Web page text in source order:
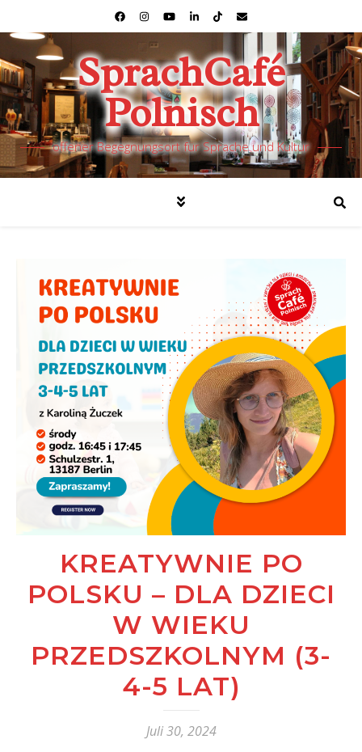
SprachCafé
Polnisch
offener Begegnungsort für Sprache und Kultur
KREATYWNIE PO
POLSKU – DLA DZIECI
W WIEKU
PRZEDSZKOLNYM (3-
4-5 LAT)
Juli 30, 2024